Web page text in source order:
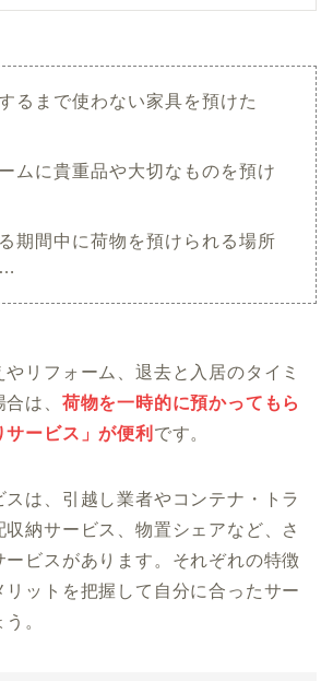
るまで使わない家具を預けた
ムに貴重品や大切なものを預け
期間中に荷物を預けられる場所
リフォーム、退去と入居のタイミ
は、 荷物を一時的に預かってもら
ービス」が便利 です。
は、引越し業者やコンテナ・トラ
収納サービス、物置シェアなど、さ
ービスがあります。それぞれの特徴
ットを把握して自分に合ったサー
。